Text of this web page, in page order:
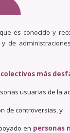
es conocido y
de
más
usuarias de la
de controversias, y
en personas